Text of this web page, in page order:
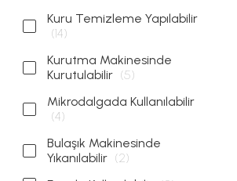
Kuru Temizleme Yapılabilir
(14)
Kurutma Makinesinde
Kurutulabilir (5)
Mikrodalgada Kullanılabilir
(4)
Bulaşık Makinesinde
Yıkanılabilir (2)